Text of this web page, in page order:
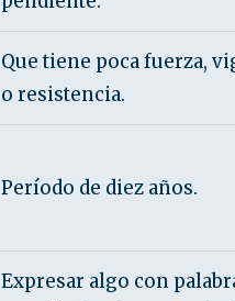
Que tiene poca fuerza,
o resistencia.
Período de diez años.
Expresar algo con